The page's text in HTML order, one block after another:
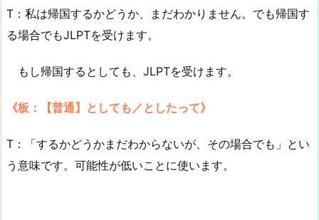
T：私は帰国するかどうか、まだわかりません。でも帰国す
る場合でもJLPTを受けます。
もし帰国するとしても、JLPTを受けます。
《板：【普通】としても／としたって》
T：「するかどうかまだわからないが、その場合でも」とい
う意味です。可能性が低いことに使います。